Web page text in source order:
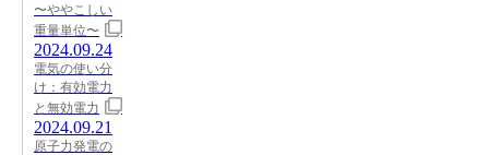
〜ややこしい
重量単位〜
2024.09.24
電気の使い分
け：有効電力
と無効電力
2024.09.21
原子力発電の